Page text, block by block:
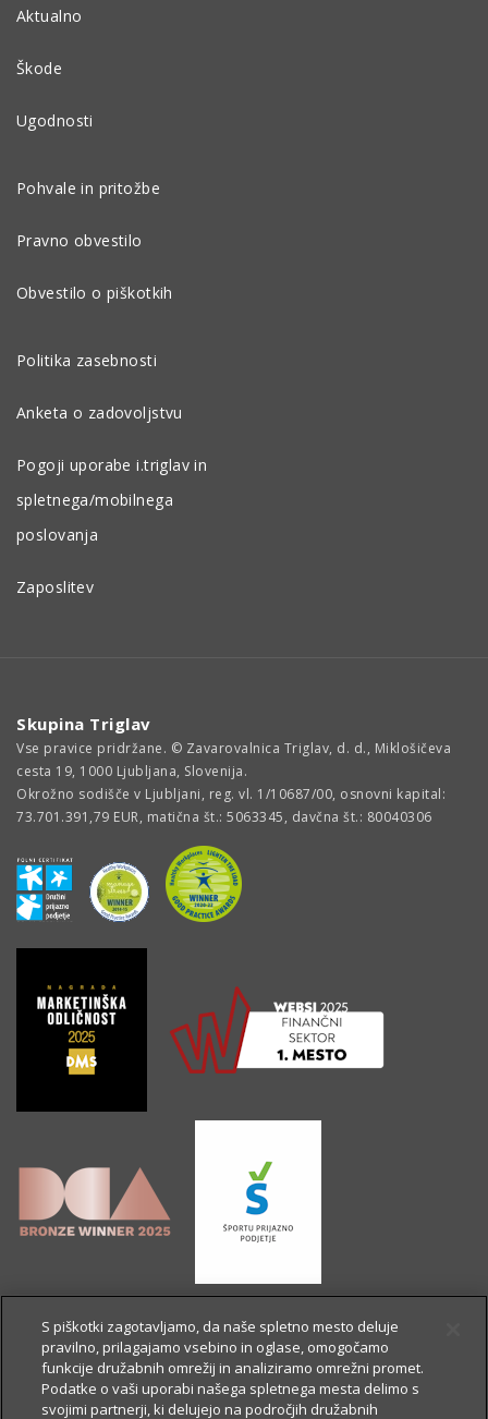
Aktualno
Škode
Ugodnosti
Pohvale in pritožbe
Pravno obvestilo
Obvestilo o piškotkih
Politika zasebnosti
Anketa o zadovoljstvu
Pogoji uporabe i.triglav in
spletnega/mobilnega
poslovanja
Zaposlitev
Skupina Triglav
Vse pravice pridržane. © Zavarovalnica Triglav, d. d., Miklošičeva
cesta 19, 1000 Ljubljana, Slovenija.
Okrožno sodišče v Ljubljani, reg. vl. 1/10687/00, osnovni kapital:
73.701.391,79 EUR, matična št.: 5063345, davčna št.: 80040306
S piškotki zagotavljamo, da naše spletno mesto deluje
pravilno, prilagajamo vsebino in oglase, omogočamo
funkcije družabnih omrežij in analiziramo omrežni promet.
Podatke o vaši uporabi našega spletnega mesta delimo s
svojimi partnerji, ki delujejo na področjih družabnih